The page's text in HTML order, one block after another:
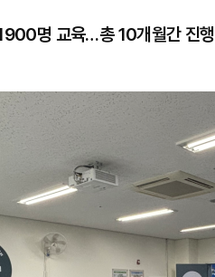
명 교육…총 10개월간 진행